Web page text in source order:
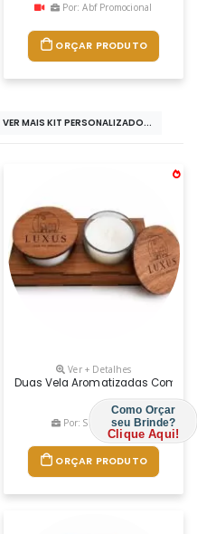
Por: Abf Promocional
ORÇAR PRODUTO
VER MAIS KIT PERSONALIZADO...
E 1 Sal De Banho .
Ver + Detalhes
Duas Vela Aromatizadas Com
Por: Silarte Velas
ORÇAR PRODUTO
Como Orçar
seu Brinde?
Clique Aqui!